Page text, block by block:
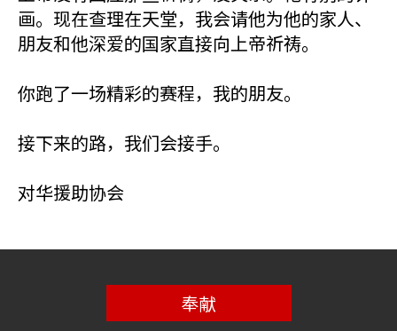
画。现在查理在天堂，我会请他为他的家人、
朋友和他深爱的国家直接向上帝祈祷。
你跑了一场精彩的赛程，我的朋友。
接下来的路，我们会接手。
对华援助协会
奉献